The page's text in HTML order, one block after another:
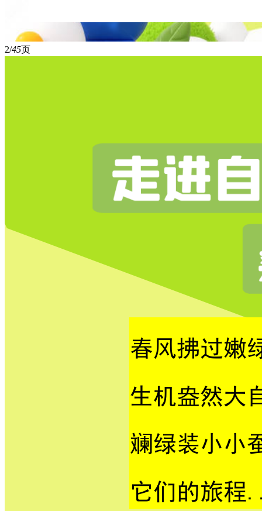
2/45页